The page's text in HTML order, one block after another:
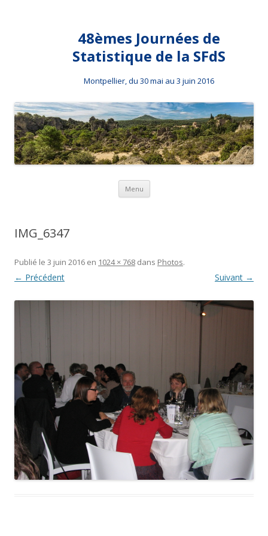
48èmes Journées de
Statistique de la SFdS
Montpellier, du 30 mai au 3 juin 2016
Menu Aller au contenu principal
IMG_6347
Publié le 3 juin 2016 en 1024 × 768 dans Photos.
← Précédent Suivant →